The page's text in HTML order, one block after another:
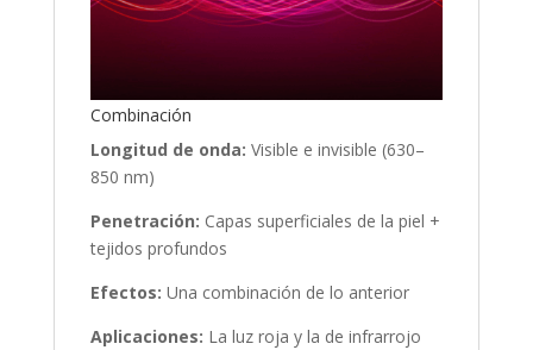
Combinación
Longitud de onda: Visible e invisible (630–
850 nm)
Penetración: Capas superficiales de la piel +
tejidos profundos
Efectos: Una combinación de lo anterior
Aplicaciones: La luz roja y la de infrarrojo